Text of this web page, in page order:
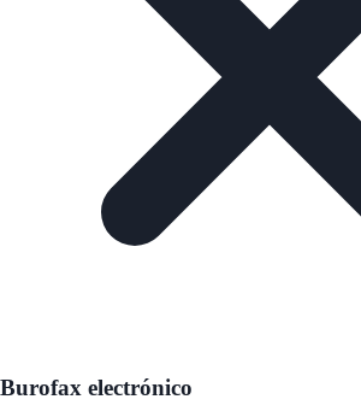
Burofax electrónico